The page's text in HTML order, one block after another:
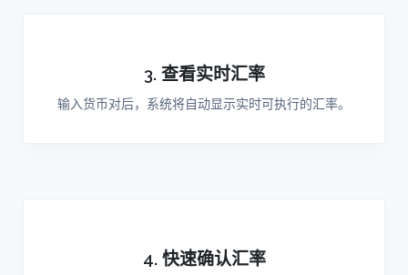
3. 查看实时汇率
输入货币对后，系统将自动显示实时可执行的汇率。
4. 快速确认汇率